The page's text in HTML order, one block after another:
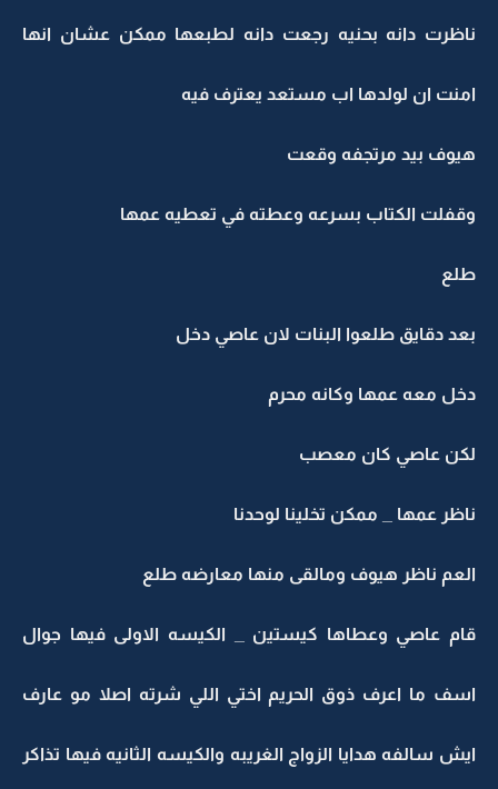
ناظرت دانه بحنيه رجعت دانه لطبعها ممكن عشان انها
امنت ان لولدها اب مستعد يعترف فيه
هيوف بيد مرتجفه وقعت
وقفلت الكتاب بسرعه وعطته في تعطيه عمها
طلع
بعد دقايق طلعوا البنات لان عاصي دخل
دخل معه عمها وكانه محرم
لكن عاصي كان معصب
ناظر عمها _ ممكن تخلينا لوحدنا
العم ناظر هيوف ومالقى منها معارضه طلع
قام عاصي وعطاها كيستين _ الكيسه الاولى فيها جوال
اسف ما اعرف ذوق الحريم اختي اللي شرته اصلا مو عارف
ايش سالفه هدايا الزواج الغريبه والكيسه الثانيه فيها تذاكر